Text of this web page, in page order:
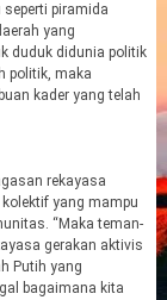
piramida
yang
duduk didunia politik
politik, maka
kader yang telah
rekayasa
yang mampu
“Maka teman-
gerakan aktivis
Putih yang
bagaimana kita